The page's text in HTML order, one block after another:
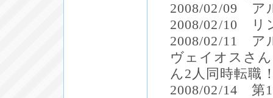
2008/02/09 ア
2008/02/10 リ
2008/02/11 ア
ヴェイオスさ
ん2人同時転職
2008/02/14 第